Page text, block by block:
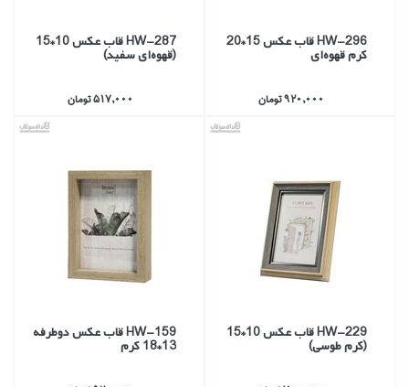
HW-296 قاب عكس 15*20
كرم قهوه‌اي
920,000 تومان
287-HW قاب عكس 10*15
(قهوه‌اي سفيد)
517,000 تومان
HW-229 قاب عكس 10*15
(كرم طوسي)
HW-159 قاب عكس دوطرفه
13*18 كرم